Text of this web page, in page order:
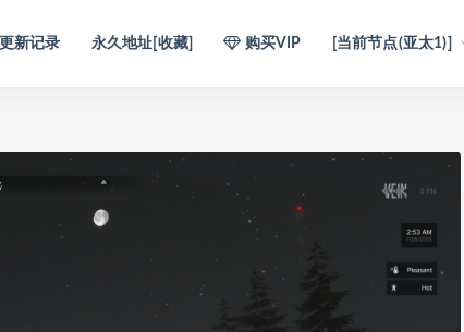
更新记录 永久地址[收藏] 购买VIP [当前节点(亚太1)]